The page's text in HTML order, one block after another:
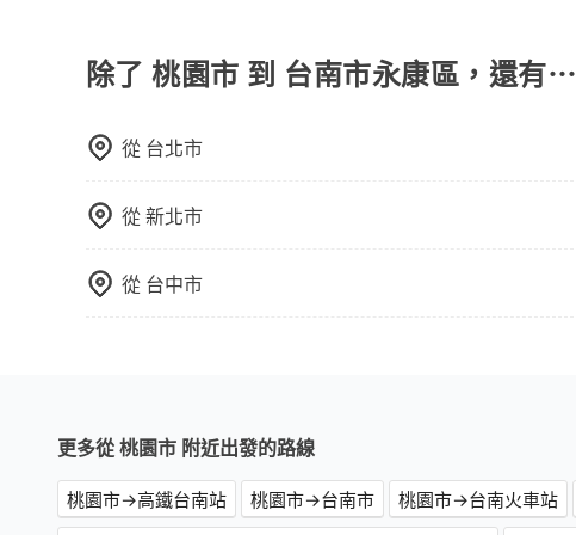
除了 桃園市 到 台南市永康區，還有⋯
從 台北市
從新北市
從 台中市
更多從 桃園市 附近出發的路線
桃園市→高鐵台南站 桃園市→台南市 桃園市→台南火車站